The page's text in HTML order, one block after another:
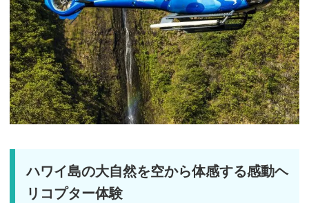
ハワイ島の大自然を空から体感する感動ヘ
リコプター体験